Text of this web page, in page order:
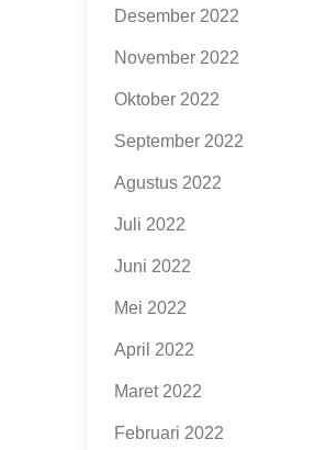
Desember 2022
November 2022
Oktober 2022
September 2022
Agustus 2022
Juli 2022
Juni 2022
Mei 2022
April 2022
Maret 2022
Februari 2022